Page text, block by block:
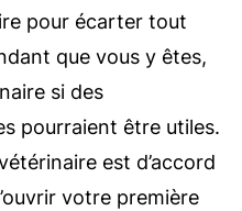
pour écarter tout
que vous y êtes,
si des
pourraient être utiles.
est d’accord
votre première